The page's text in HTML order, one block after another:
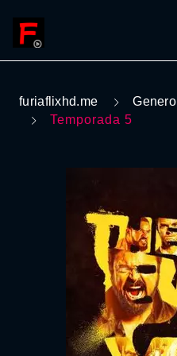
furiaflixhd.me Genero
Temporada 5